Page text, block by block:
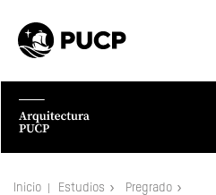
Inicio Estudios Pregrado